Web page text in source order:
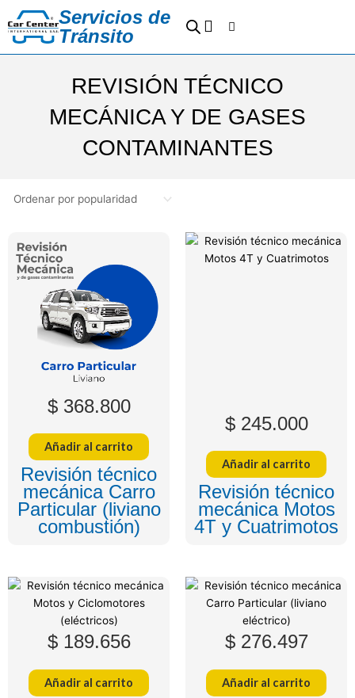
contenido
Servicios de
Tránsito
Cart
REVISIÓN TÉCNICO
MECÁNICA Y DE GASES
CONTAMINANTES
$368.800
Añadir al carrito
Revisión técnico
mecánica Carro
Particular (liviano
combustión)
$245.000
Añadir al carrito
Revisión técnico
mecánica Motos
4T y Cuatrimotos
$189.656
Añadir al carrito
$276.497
Añadir al carrito